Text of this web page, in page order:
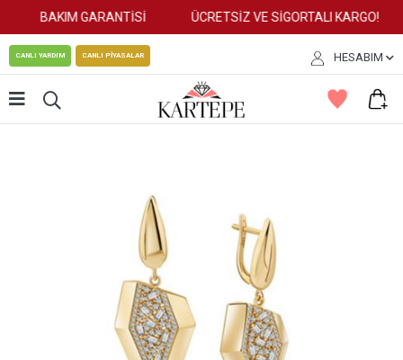
BAKIM GARANTİSİ ÜCRETSİZ VE SİGORTALI KARGO!
CANLI YARDIM CANLI PİYASALAR HESABIM